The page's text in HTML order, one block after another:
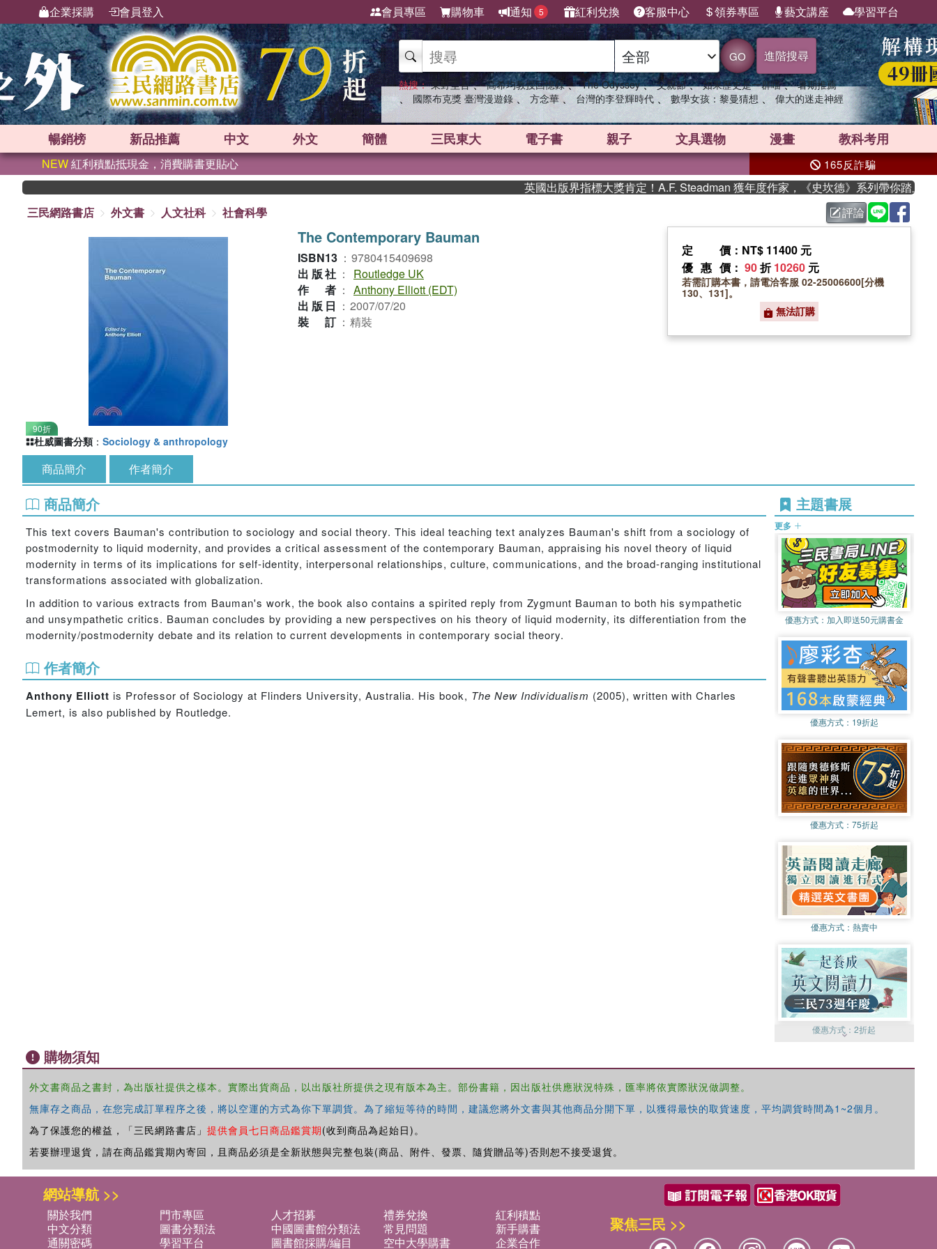
企業採購 會員登入 會員專區 購物車 通知 5 紅利兌換 客服中心 領券專區 藝文講座 學習平台
GO 進階搜尋
熱搜： 東野圭吾 、 高希均教授回憶錄 、 The Odyssey 、 父親節 、 如果歷史是一群喵 、 暑期推薦
、 國際布克獎 臺灣漫遊錄 、 方念華 、 台灣的李登輝時代 、 數學女孩：黎曼猜想 、 偉大的迷走神經
暢銷榜 新品推薦 中文 外文 簡體 三民東大 電子書 親子 文具選物 漫畫 教科考用
NEW紅利積點抵現金，消費購書更貼心 165反詐騙
英國出版界指標大獎肯定！A.F. Steadman 獲年度作家，《史坎德》系列帶你踏上熱血奇
三民網路書店
外文書 人文社科 社會科學 評論
90折
The Contemporary Bauman
ISBN13 ： 9780415409698
出版社 ：
Routledge UK
作者 ： Anthony Elliott (EDT)
出版日 ： 2007/07/20
裝訂 ： 精裝
定價 ：NT$ 11400 元
優惠價 ： 90折10260 元
若需訂購本書，請電洽客服 02-25006600[分機
130、131]。
無法訂購
杜威圖書分類 ： Sociology & anthropology
商品簡介 作者簡介
商品簡介
This text covers Bauman's contribution to sociology and social theory. This ideal teaching text analyzes Bauman's shift from a sociology of
postmodernity to liquid modernity, and provides a critical assessment of the contemporary Bauman, appraising his novel theory of liquid
modernity in terms of its implications for self-identity, interpersonal relationships, culture, communications, and the broad-ranging institutional
transformations associated with globalization.
In addition to various extracts from Bauman's work, the book also contains a spirited reply from Zygmunt Bauman to both his sympathetic
and unsympathetic critics. Bauman concludes by providing a new perspectives on his theory of liquid modernity, its differentiation from the
modernity/postmodernity debate and its relation to current developments in contemporary social theory.
作者簡介
Anthony Elliott is Professor of Sociology at Flinders University, Australia. His book, The New Individualism (2005), written with Charles
Lemert, is also published by Routledge.
主題書展
更多
優惠方式： 加入即送50元購書金
優惠方式： 19折起
優惠方式： 75折起
優惠方式： 熱賣中
優惠方式：2折起
購物須知
外文書商品之書封，為出版社提供之樣本。實際出貨商品，以出版社所提供之現有版本為主。部份書籍，因出版社供應狀況特殊，匯率將依實際狀況做調整。
無庫存之商品，在您完成訂單程序之後，將以空運的方式為你下單調貨。為了縮短等待的時間，建議您將外文書與其他商品分開下單，以獲得最快的取貨速度，平均調貨時間為1~2個月。
為了保護您的權益，「三民網路書店」 提供會員七日商品鑑賞期(收到商品為起始日)。
若要辦理退貨，請在商品鑑賞期內寄回，且商品必須是全新狀態與完整包裝(商品、附件、發票、隨貨贈品等)否則恕不接受退貨。
網站導航 >>
關於我們 門市專區 人才招募 禮券兌換
紅利積點
中文分類
圖書分類法 中國圖書館分類法 常見問題
新手購書
通關密碼
學習平台 圖書館採購/編目 空中大學購書
企業合作
聚焦三民 >>